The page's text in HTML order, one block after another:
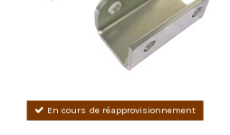
En cours de réapprovisionnement